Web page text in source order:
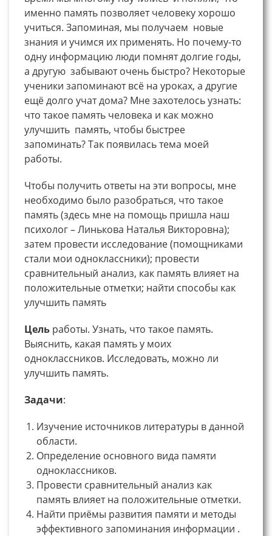
именно память позволяет человеку хорошо
учиться. Запоминая, мы получаем новые
знания и учимся их применять. Но почему-то
одну информацию люди помнят долгие годы,
а другую забывают очень быстро? Некоторые
ученики запоминают всё на уроках, а другие
ещё долго учат дома? Мне захотелось узнать:
что такое память человека и как можно
улучшить память, чтобы быстрее
запоминать? Так появилась тема моей
работы.
Чтобы получить ответы на эти вопросы, мне
необходимо было разобраться, что такое
память (здесь мне на помощь пришла наш
психолог – Линькова Наталья Викторовна);
затем провести исследование (помощниками
стали мои одноклассники); провести
сравнительный анализ, как память влияет на
положительные отметки; найти способы как
улучшить память
Цель работы. Узнать, что такое память.
Выяснить, какая память у моих
одноклассников. Исследовать, можно ли
улучшить память.
Задачи:
Изучение источников литературы в данной
области.
Определение основного вида памяти
одноклассников.
Провести сравнительный анализ как
память влияет на положительные отметки.
Найти приёмы развития памяти и методы
эффективного запоминания информации .